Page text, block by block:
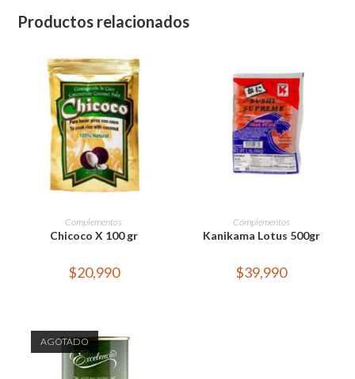
Productos relacionados
AÑADIR AL CARRITO
Complementos
Chicoco X 100 gr
$20,990
AÑADIR AL CARRITO
Complementos
Kanikama Lotus 500gr
$39,990
AGOTADO